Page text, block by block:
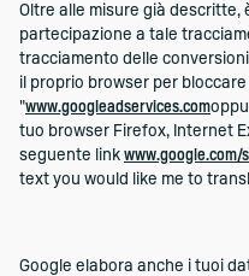
Oltre alle misure già descritte,
partecipazione a tale
tracciamento delle
il proprio browser per
"www.googleadservices.com
tuo browser Firefox, Internet
seguente link
text you would like me to
Google elabora anche i tuoi